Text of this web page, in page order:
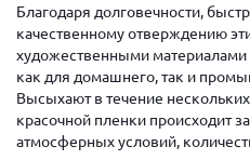
Благодаря долговечности,
качественному отверждению
художественными
как для домашнего, так и
Высыхают в течение
красочной пленки происходит
атмосферных условий,